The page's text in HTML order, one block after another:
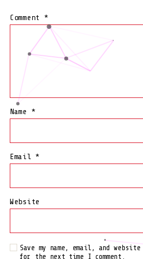
Comment *
Name *
Email *
Website
Save my name, email, and
for the next time I comment.